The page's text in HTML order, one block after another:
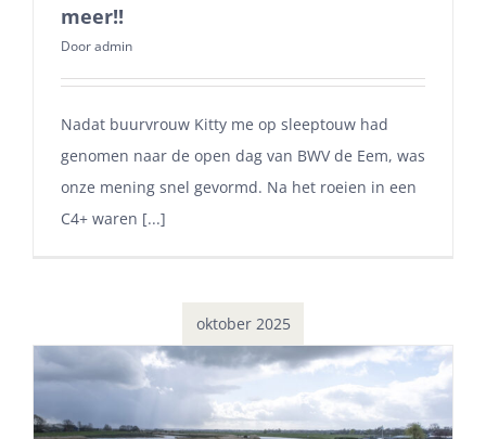
meer!!
Dooradmin
Nadat buurvrouw Kitty me op sleeptouw had
genomen naar de open dag van BWV de Eem, was
onze mening snel gevormd. Na het roeien in een
C4+ waren [...]
oktober 2025